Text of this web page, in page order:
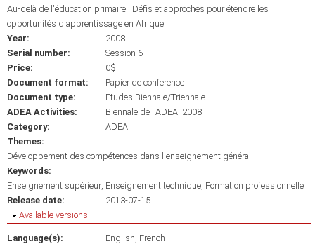
Au-delà de l'éducation primaire : Défis et approches pour étendre les
opportunités d'apprentissage en Afrique
Year:
2008
Serial number:
Session 6
Price:
0$
Document format:
Papier de conference
Document type:
Etudes Biennale/Triennale
ADEA Activities:
Biennale de l'ADEA, 2008
Category:
ADEA
Themes:
Développement des compétences dans l'enseignement général
Keywords:
Enseignement supérieur Enseignement technique Formation professionnelle
Release date:
2013-07-15
Hide
Available versions
Language(s): English French